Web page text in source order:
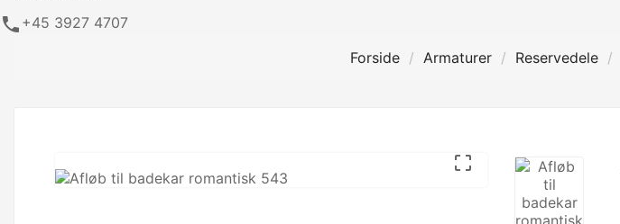
 +45 3927 4707
Forside
Armaturer Reservedele
